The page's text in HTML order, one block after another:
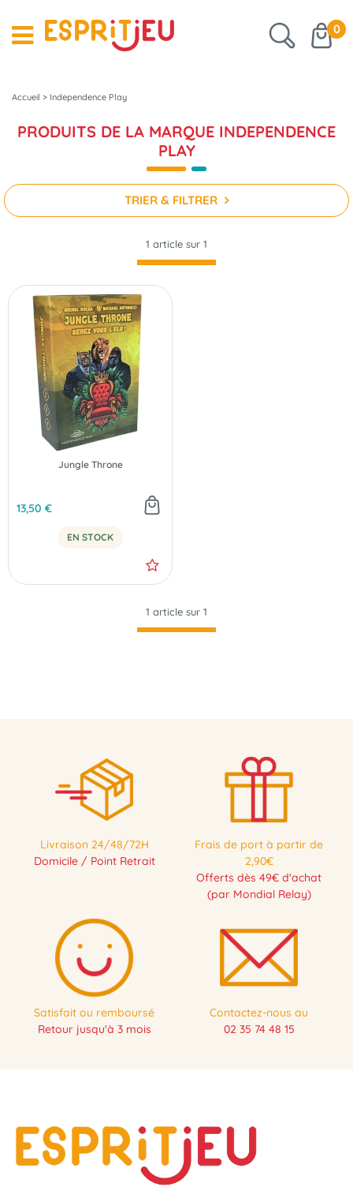
0
Accueil > Independence Play
PRODUITS DE LA MARQUE INDEPENDENCE
PLAY
TRIER & FILTRER
1 article sur 1
Jungle Throne
13,50 €
EN STOCK
1 article sur 1
Livraison 24/48/72H
Domicile / Point Retrait
Frais de port à partir de
2,90€
Offerts dès 49€ d'achat
(par Mondial Relay)
Satisfait ou remboursé
Retour jusqu'à 3 mois
Contactez-nous au
02 35 74 48 15